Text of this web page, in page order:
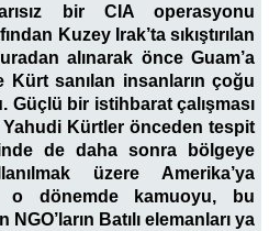
bir CIA operasyonu
Kuzey Irak’ta sıkıştırılan
alınarak önce Guam’a
Kürt sanılan insanların çoğu
bir istihbarat çalışması
Kürtler önceden tespit
de daha sonra bölgeye
üzere Amerika’ya
o dönemde kamuoyu, bu
Batılı elemanları ya